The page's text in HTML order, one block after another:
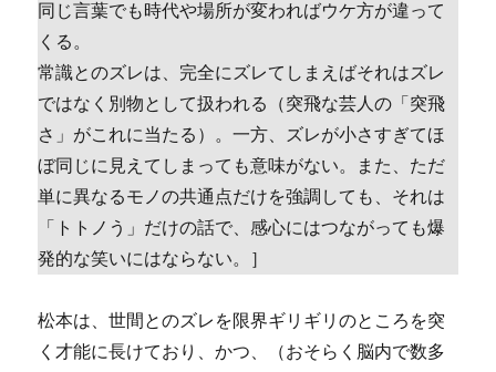
同じ言葉でも時代や場所が変わればウケ方が違って
くる。
常識とのズレは、完全にズレてしまえばそれはズレ
ではなく別物として扱われる（突飛な芸人の「突飛
さ」がこれに当たる）。一方、ズレが小さすぎてほ
ぼ同じに見えてしまっても意味がない。また、ただ
単に異なるモノの共通点だけを強調しても、それは
「トトノう」だけの話で、感心にはつながっても爆
発的な笑いにはならない。］
松本は、世間とのズレを限界ギリギリのところを突
く才能に長けており、かつ、（おそらく脳内で数多